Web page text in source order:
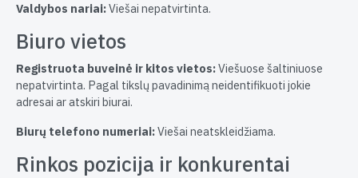
Valdybos nariai:Viešai nepatvirtinta.
Biuro vietos
Registruota buveinė ir kitos vietos:Viešuose šaltiniuose
nepatvirtinta. Pagal tikslų pavadinimą neidentifikuoti jokie
adresai ar atskiri biurai.
Biurų telefono numeriai:Viešai neatskleidžiama.
Rinkos pozicija ir konkurentai